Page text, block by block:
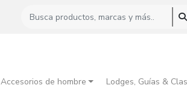
de hombre Lodges, Guías &